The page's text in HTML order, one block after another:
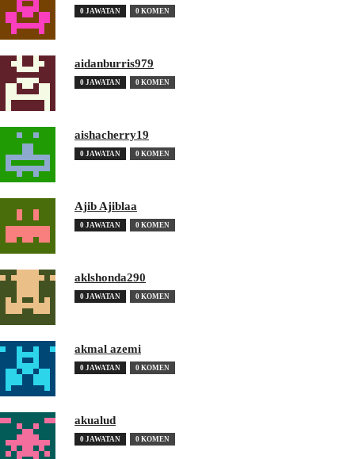
0 JAWATAN 0 KOMEN
aidanburris979
0 JAWATAN 0 KOMEN
aishacherry19
0 JAWATAN 0 KOMEN
Ajib Ajiblaa
0 JAWATAN 0 KOMEN
aklshonda290
0 JAWATAN 0 KOMEN
akmal azemi
0 JAWATAN 0 KOMEN
akualud
0 JAWATAN 0 KOMEN